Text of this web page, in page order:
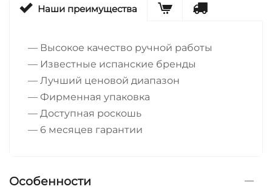
Наши преимущества
— Высокое качество ручной работы
— Известные испанские бренды
— Лучший ценовой диапазон
— Фирменная упаковка
— Доступная роскошь
— 6 месяцев гарантии
Особенности